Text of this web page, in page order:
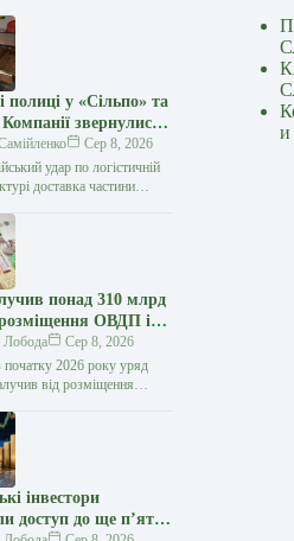
полиці у «Сільпо» та
звернулися
Сер 8, 2026
удар по логістичній
доставка частини
У супермаркетах «Сільпо»
понад 310 млрд
ОВДП із
року — Мінфін
Лобода
Сер 8, 2026
початку 2026 року уряд
від розміщення
позики (ОВДП) понад 310
інвестори
доступ до ще п’яти
и